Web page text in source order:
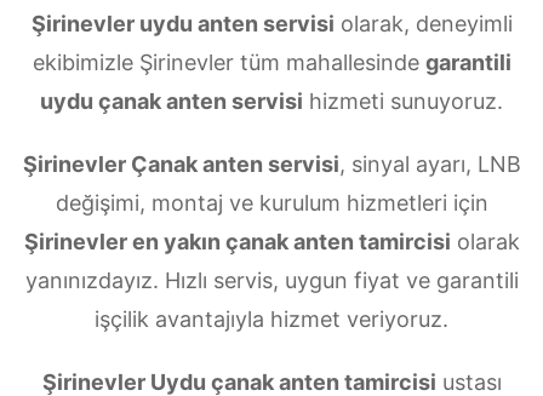
Şirinevler uydu anten servisi olarak, deneyimli
ekibimizle Şirinevler tüm mahallesinde garantili
uydu çanak anten servisi hizmeti sunuyoruz.
Şirinevler Çanak anten servisi, sinyal ayarı, LNB
değişimi, montaj ve kurulum hizmetleri için
Şirinevler en yakın çanak anten tamircisi olarak
yanınızdayız. Hızlı servis, uygun fiyat ve garantili
işçilik avantajıyla hizmet veriyoruz.
Şirinevler Uydu çanak anten tamircisi ustası